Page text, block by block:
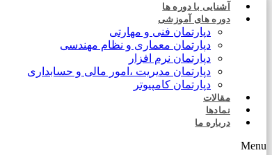
آشنایی با دوره ها
دوره های آموزشی
دپارتمان فنی و مهارتی
دپارتمان معماری و نظام مهندسی
دپارتمان نرم افزار
دپارتمان مدیریت ،امور مالی و حسابداری
دپارتمان کامپیوتر
مقالات
نمادها
درباره ما
Menu